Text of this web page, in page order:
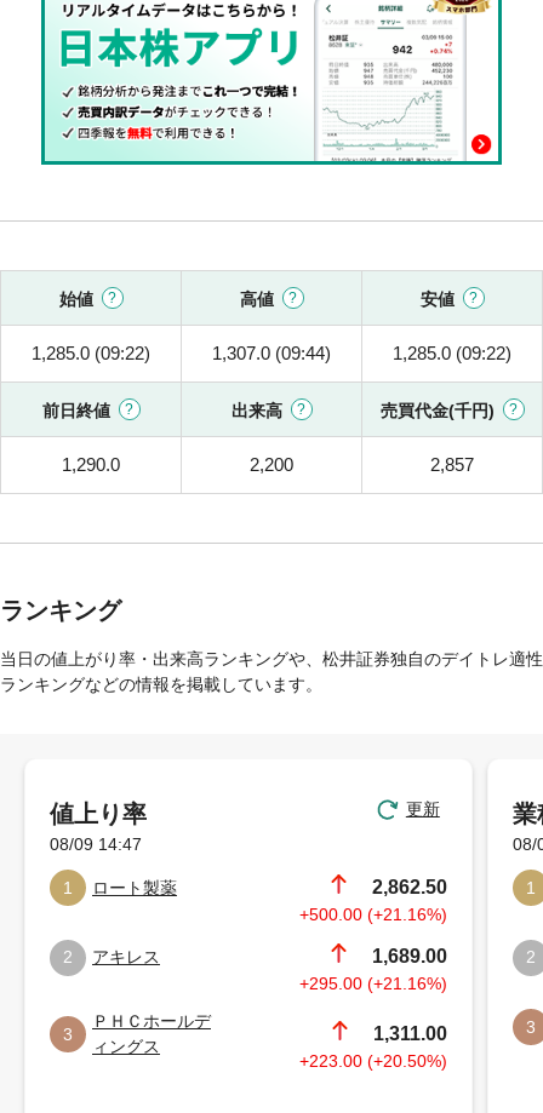
始値 高値 安値
1,285.0 (09:22) 1,307.0 (09:44) 1,285.0 (09:22)
前日終値 出来高 売買代金(千円)
1,290.0 2,200 2,857
ランキング
当日の値上がり率・出来高ランキングや、松井証券独自のデイトレ適性
ランキングなどの情報を掲載しています。